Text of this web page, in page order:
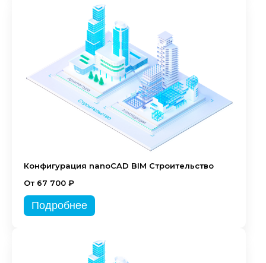
Конфигурация nanoCAD BIM Строительство
От 67 700 ₽
Подробнее